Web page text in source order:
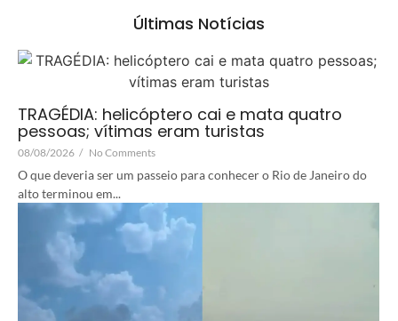
Últimas Notícias
TRAGÉDIA: helicóptero cai e mata quatro
pessoas; vítimas eram turistas
08/08/2026 / No Comments
O que deveria ser um passeio para conhecer o Rio de Janeiro do
alto terminou em...